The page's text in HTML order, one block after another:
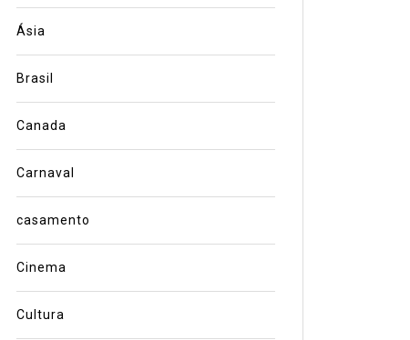
Ásia
Brasil
Canada
Carnaval
casamento
Cinema
Cultura